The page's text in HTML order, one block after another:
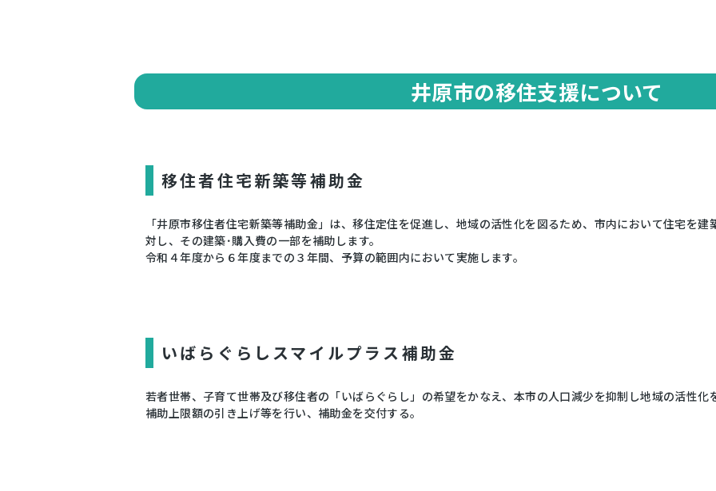
井原市の移住支援について
移住者住宅新築等補助金
「井原市移住者住宅新築等補助金」は、移住定住を促進し、地域の活性化を図るため、市内において住宅を
対し、その建築･購入費の一部を補助します。
令和４年度から６年度までの３年間、予算の範囲内において実施します。
いばらぐらしスマイルプラス補助金
若者世帯、子育て世帯及び移住者の「いばらぐらし」の希望をかなえ、本市の人口減少を抑制し地域の活性
補助上限額の引き上げ等を行い、補助金を交付する。